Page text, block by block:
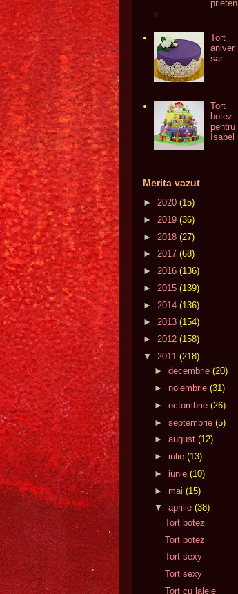
prieten
ii
Tort
aniver
sar
Tort
botez
pentru
Isabel
Merita vazut
► 2020 (15)
► 2019 (36)
► 2018 (27)
► 2017 (68)
► 2016 (136)
► 2015 (139)
► 2014 (136)
► 2013 (154)
► 2012 (158)
▼
2011 (218)
► decembrie (20)
► noiembrie (31)
► octombrie (26)
► septembrie (5)
► august (12)
► iulie (13)
► iunie (10)
► mai (15)
▼
aprilie (38)
Tort botez
Tort botez
Tort sexy
Tort sexy
Tort cu lalele